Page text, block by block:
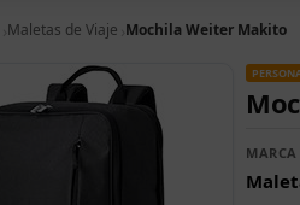
Maletas de Viaje Mochila Weiter Makito